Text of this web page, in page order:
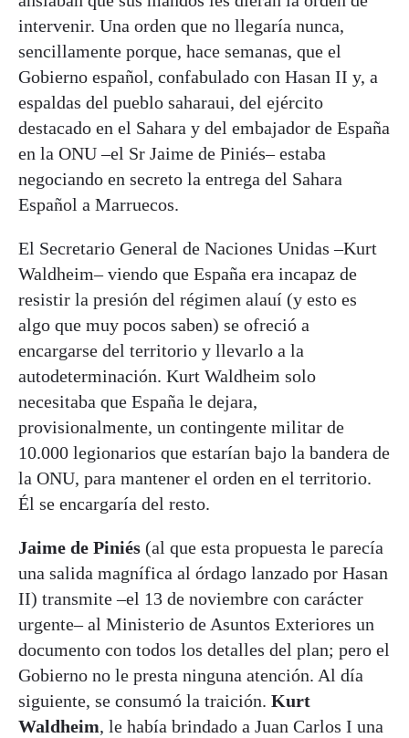
intervenir. Una orden que no llegaría nunca,
sencillamente porque, hace semanas, que el
Gobierno español, confabulado con Hasan II y, a
espaldas del pueblo saharaui, del ejército
destacado en el Sahara y del embajador de España
en la ONU –el Sr Jaime de Piniés– estaba
negociando en secreto la entrega del Sahara
Español a Marruecos.
El Secretario General de Naciones Unidas –Kurt
Waldheim– viendo que España era incapaz de
resistir la presión del régimen alauí (y esto es
algo que muy pocos saben) se ofreció a
encargarse del territorio y llevarlo a la
autodeterminación. Kurt Waldheim solo
necesitaba que España le dejara,
provisionalmente, un contingente militar de
10.000 legionarios que estarían bajo la bandera de
la ONU, para mantener el orden en el territorio.
Él se encargaría del resto.
Jaime de Piniés (al que esta propuesta le parecía
una salida magnífica al órdago lanzado por Hasan
II) transmite –el 13 de noviembre con carácter
urgente– al Ministerio de Asuntos Exteriores un
documento con todos los detalles del plan; pero el
Gobierno no le presta ninguna atención. Al día
siguiente, se consumó la traición. Kurt
Waldheim, le había brindado a Juan Carlos I una